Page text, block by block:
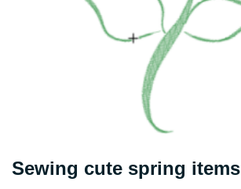
Sewing cute spring items